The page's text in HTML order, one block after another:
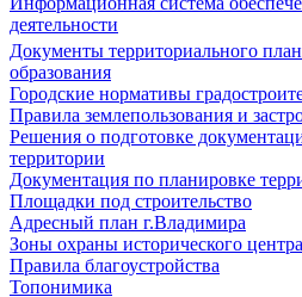
деятельности
Документы территориального
образования
Городские нормативы
Правила землепользования и
Решения о подготовке
территории
Документация по планировке
Площадки под строительство
Адресный план г.Владимира
Зоны охраны исторического центра
Правила благоустройства
Топонимика